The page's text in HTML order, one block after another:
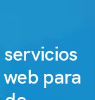
para